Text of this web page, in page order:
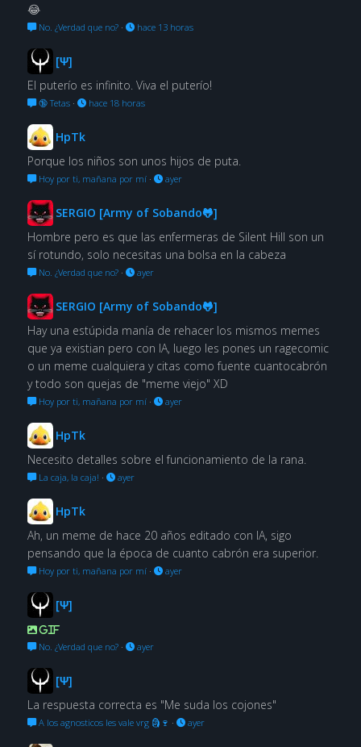
😂
No. ¿Verdad que no?· hace 13 horas
[Ψ]
El puterío es infinito. Viva el puterío!
🔞 Tetas· hace 18 horas
HpTk
Porque los niños son unos hijos de puta.
Hoy por ti, mañana por mí· ayer
SERGIO [Army of Sobando🐸]
Hombre pero es que las enfermeras de Silent Hill son un
sí rotundo, solo necesitas una bolsa en la cabeza
No. ¿Verdad que no?· ayer
SERGIO [Army of Sobando🐸]
Hay una estúpida manía de rehacer los mismos memes
que ya existian pero con IA, luego les pones un ragecomic
o un meme cualquiera y citas como fuente cuantocabrón
y todo son quejas de "meme viejo" XD
Hoy por ti, mañana por mí· ayer
HpTk
Necesito detalles sobre el funcionamiento de la rana.
La caja, la caja! · ayer
HpTk
Ah, un meme de hace 20 años editado con IA, sigo
pensando que la época de cuanto cabrón era superior.
Hoy por ti, mañana por mí· ayer
[Ψ]
GIF
No. ¿Verdad que no?· ayer
[Ψ]
La respuesta correcta es "Me suda los cojones"
A los agnosticos les vale vrg 🗿🍷 · ayer